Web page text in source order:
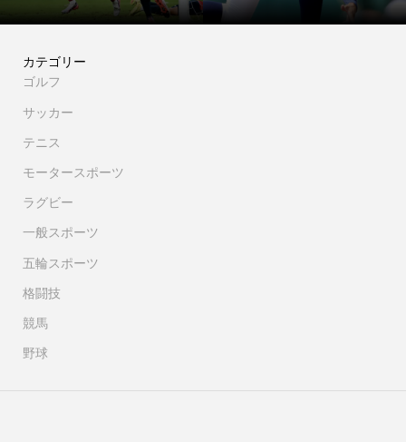
カテゴリー
ゴルフ
サッカー
テニス
モータースポーツ
ラグビー
一般スポーツ
五輪スポーツ
格闘技
競馬
野球